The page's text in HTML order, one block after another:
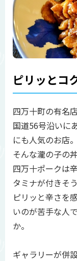
ピリッとコ
四万十町の有名
国道56号沿いに
にも人気のお店。
そんな瀧の子の
四万十ポークは
タミナが付きそう
ピリッと辛さを
いのが苦手な人
か。
ギャラリーが併